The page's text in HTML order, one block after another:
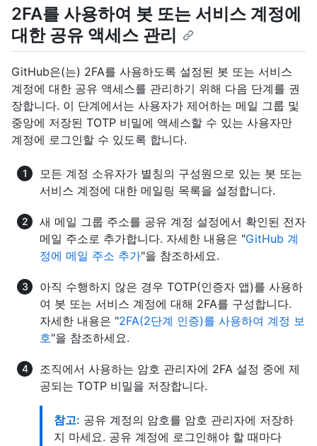
2FA를 사용하여 봇 또는 서비스 계정에
대한 공유 액세스 관리
GitHub은(는) 2FA를 사용하도록 설정된 봇 또는 서비스
계정에 대한 공유 액세스를 관리하기 위해 다음 단계를 권
장합니다. 이 단계에서는 사용자가 제어하는 메일 그룹 및
중앙에 저장된 TOTP 비밀에 액세스할 수 있는 사용자만
계정에 로그인할 수 있도록 합니다.
모든 계정 소유자가 별칭의 구성원으로 있는 봇 또는
서비스 계정에 대한 메일링 목록을 설정합니다.
새 메일 그룹 주소를 공유 계정 설정에서 확인된 전자
메일 주소로 추가합니다. 자세한 내용은 "GitHub 계
정에 메일 주소 추가"을 참조하세요.
아직 수행하지 않은 경우 TOTP(인증자 앱)를 사용하
여 봇 또는 서비스 계정에 대해 2FA를 구성합니다.
자세한 내용은 "2FA(2단계 인증)를 사용하여 계정 보
호"을 참조하세요.
조직에서 사용하는 암호 관리자에 2FA 설정 중에 제
공되는 TOTP 비밀을 저장합니다.
참고: 공유 계정의 암호를 암호 관리자에 저장하
지 마세요. 공유 계정에 로그인해야 할 때마다